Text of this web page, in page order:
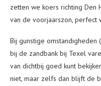
zetten we koers richting
van de voorjaarszon, perfect
Bij gunstige
bij de zandbank bij Texel
van dichtbij goed kunt
niet, maar zelfs dan blijft de